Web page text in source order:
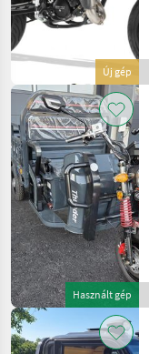
Új gép
Használt gép